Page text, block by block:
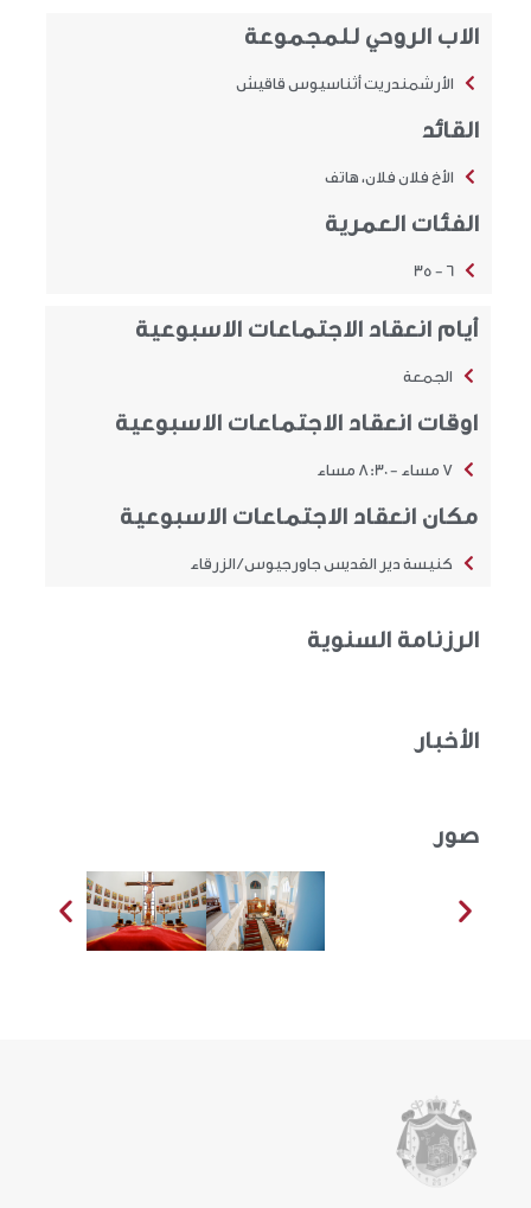
الاب الروحي للمجموعة
الأرشمندريت أثناسيوس قاقيش
القائد
الأخ فلان فلان، هاتف
الفئات العمرية
6 - 35
أيام انعقاد الاجتماعات الاسبوعية
الجمعة
اوقات انعقاد الاجتماعات الاسبوعية
7 مساء - 8:30 مساء
مكان انعقاد الاجتماعات الاسبوعية
كنيسة دير القديس جاورجيوس / الزرقاء
الرزنامة السنوية
الأخبار
صور